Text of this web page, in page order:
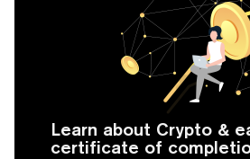
Learn about Crypto &
certificate of